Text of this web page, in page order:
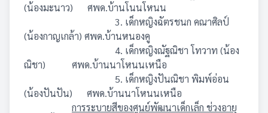
(น้องมะนาว) ศพด.บ้านโนนโหนน
3. เด็กหญิงฉัตรชนก คณาศิลป์
(น้องกาญเกล้า) ศพด.บ้านหนองคู
4. เด็กหญิงณัฐณิชา โทวาท (น้อง
ณิชา) ศพด.บ้านนาโหนนเหนือ
5. เด็กหญิงปันณิชา พิมพ์อ่อน
(น้องปันปัน) ศพด.บ้านนาโหนนเหนือ
การระบายสีของศูนย์พัฒนาเด็กเล็ก ช่วงอายุ